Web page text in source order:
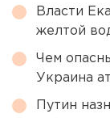
Власти
желтой
Чем
Украина
Путин